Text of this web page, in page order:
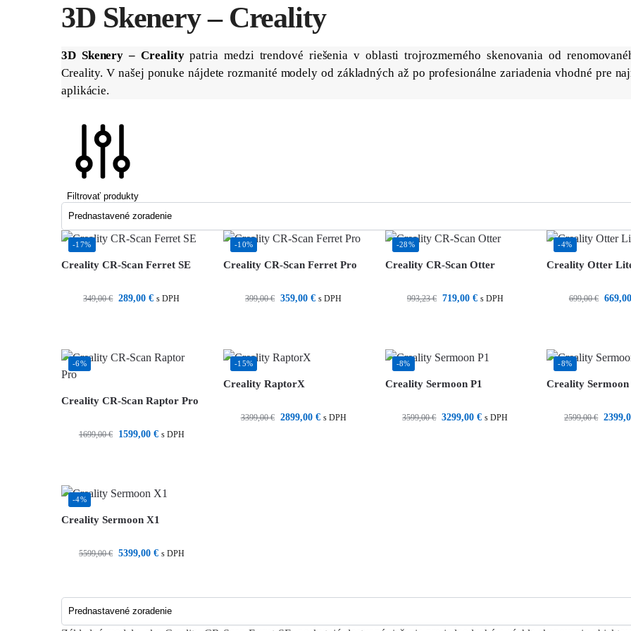
3D Skenery – Creality
3D Skenery – Crealitypatria medzi trendové riešenia v oblasti trojrozmerného skenovania od
Creality. V našej ponuke nájdete rozmanité modely od základných až po profesionálne zariadenia vhodné pre
aplikácie.
Filtrovať produkty
-17%
Creality CR-Scan Ferret SE
349,00€ 289,00€ s DPH
-10%
Creality CR-Scan Ferret Pro
399,00€ 359,00€ s DPH
-28%
Creality CR-Scan Otter
993,23€ 719,00 € s DPH
-4%
Creality Otter
699,00€ 669,00
-6%
Creality CR-Scan Raptor Pro
1699,00€ 1599,00 € s DPH
-15%
Creality RaptorX
3399,00€ 2899,00 € s DPH
-8%
Creality Sermoon P1
3599,00€ 3299,00€ s DPH
-8%
Creality Sermoon
2599,00€
-4%
Creality Sermoon X1
5599,00€ 5399,00 € s DPH